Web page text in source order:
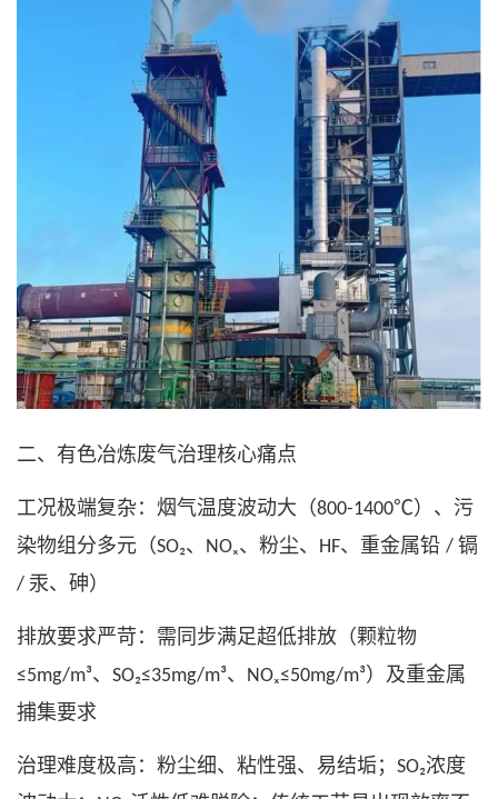
二、有色冶炼废气治理核心痛点
工况极端复杂：烟气温度波动大（800-1400℃）、污
染物组分多元（SO₂、 NOₓ、粉尘、 HF、重金属铅 / 镉
/ 汞、砷）
排放要求严苛：需同步满足超低排放（颗粒物
≤5mg/m³、 SO₂≤35mg/m³、 NOₓ≤50mg/m³）及重金属
捕集要求
治理难度极高：粉尘细、粘性强、易结垢； SO₂浓度